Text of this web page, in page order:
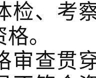
检、考
。
审查贯